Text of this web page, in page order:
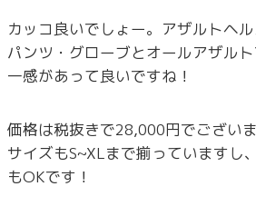
カッコ良いでしょー。アザルトヘ
パンツ・グローブとオールアザル
一感があって良いですね！
価格は税抜きで28,000円でございま
サイズもS~XLまで揃っていますし
もOKです！